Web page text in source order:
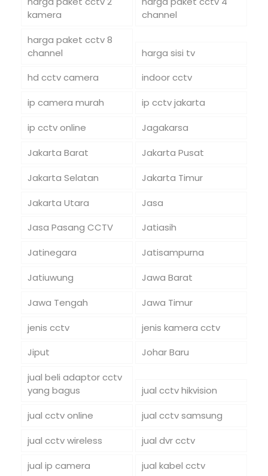
kamera
channel
harga paket cctv 8
channel
harga sisi tv
hd cctv camera
indoor cctv
ip camera murah
ip cctv jakarta
ip cctv online
Jagakarsa
Jakarta Barat
Jakarta Pusat
Jakarta Selatan
Jakarta Timur
Jakarta Utara
Jasa
Jasa Pasang CCTV
Jatiasih
Jatinegara
Jatisampurna
Jatiuwung
Jawa Barat
Jawa Tengah
Jawa Timur
jenis cctv
jenis kamera cctv
Jiput
Johar Baru
jual beli adaptor cctv
yang bagus
jual cctv hikvision
jual cctv online
jual cctv samsung
jual cctv wireless
jual dvr cctv
jual ip camera
jual kabel cctv